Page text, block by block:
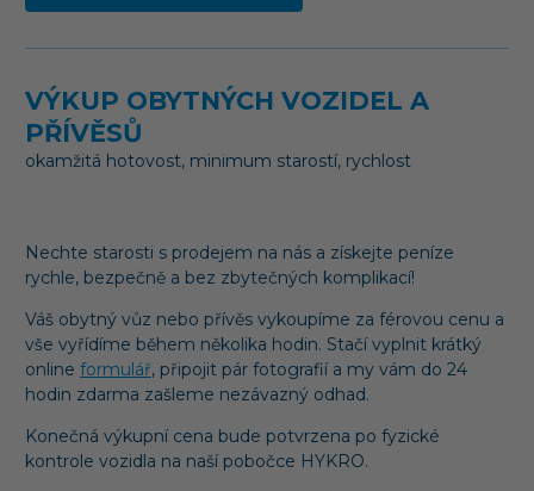
VÝKUP OBYTNÝCH VOZIDEL A
PŘÍVĚSŮ
okamžitá hotovost, minimum starostí, rychlost
Nechte starosti s prodejem na nás a získejte peníze
rychle, bezpečně a bez zbytečných komplikací!
Váš obytný vůz nebo přívěs vykoupíme za férovou cenu a
vše vyřídíme během několika hodin. Stačí vyplnit krátký
online formulář, připojit pár fotografií a my vám do 24
hodin zdarma zašleme nezávazný odhad.
Konečná výkupní cena bude potvrzena po fyzické
kontrole vozidla na naší pobočce HYKRO.